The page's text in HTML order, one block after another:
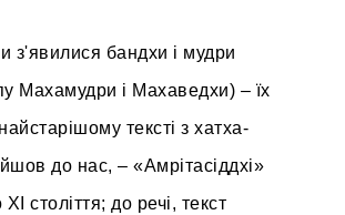
з'явилися бандхи і мудри
Махамудри і Махаведхи) – їх
тексті з хатха-
до нас, – «Амрітасіддхі»
століття; до речі, текст